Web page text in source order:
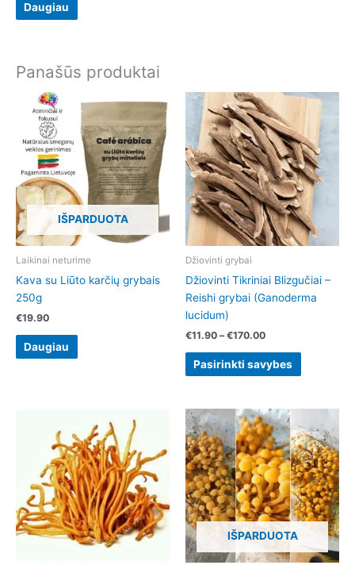
Daugiau
Panašūs produktai
IŠPARDUOTA
Laikinai neturime
Kava su Liūto karčių grybais
250g
€19.90
Daugiau
Džiovinti grybai
Džiovinti Tikriniai Blizgučiai –
Reishi grybai (Ganoderma
lucidum)
€11.90 – €170.00
Price
range:
€11.90
through
€170.00
Pasirinkti savybes
This
has
multiple
variants.
The
options
may
be
on
range:
€11.90
through
€170.00
This
product
has
multiple
variants.
The
options
may
IŠPARDUOTA